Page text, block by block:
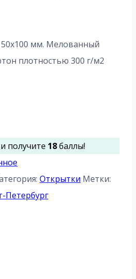
мм. Мелованный
плотностью 300 г/м2
получите 18баллы!
Открытки Метки:
Петербург